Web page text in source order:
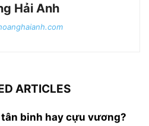
Hải Anh
ARTICLES
binh hay cựu vương?